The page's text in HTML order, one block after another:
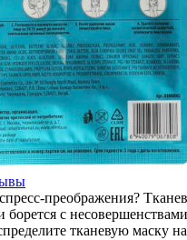
преображения?
борется с
тканевую маску